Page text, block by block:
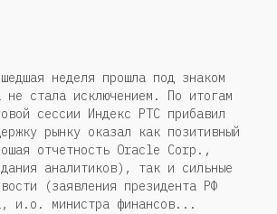
неделя прошла под знаком
не стала исключением. По итогам
сессии Индекс РТС прибавил
рынку оказал как позитивный
отчетность Oracle Corp.,
аналитиков), так и сильные
(заявления президента РФ
и.о. министра финансов...